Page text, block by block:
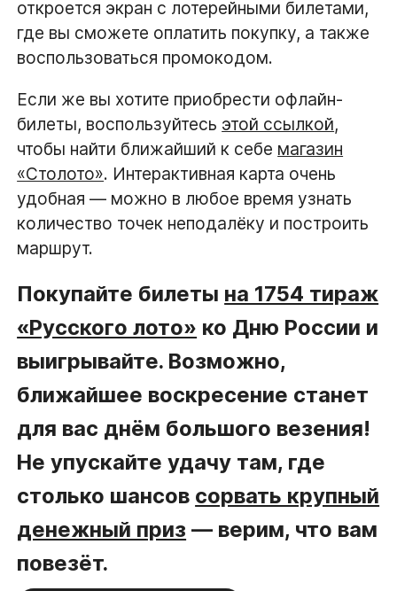
откроется экран с лотерейными билетами,
где вы сможете оплатить покупку, а также
воспользоваться промокодом.
Если же вы хотите приобрести офлайн-
билеты, воспользуйтесь этой ссылкой,
чтобы найти ближайший к себе магазин
«Столото». Интерактивная карта очень
удобная — можно в любое время узнать
количество точек неподалёку и построить
маршрут.
Покупайте билеты на 1754 тираж
«Русского лото» ко Дню России и
выигрывайте. Возможно,
ближайшее воскресение станет
для вас днём большого везения!
Не упускайте удачу там, где
столько шансов сорвать крупный
денежный приз — верим, что вам
повезёт.